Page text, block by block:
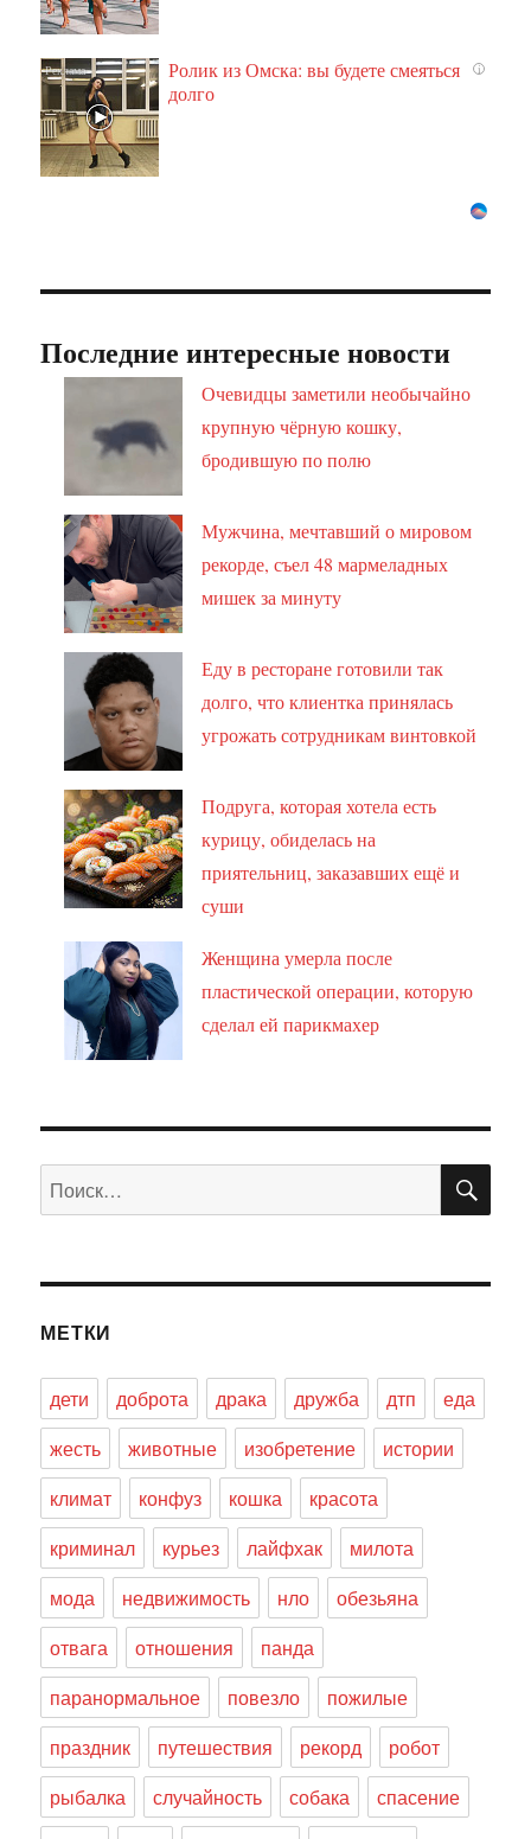
i
Ролик из Омска: вы будете смеяться
долго
Последние интересные новости
Очевидцы заметили необычайно
крупную чёрную кошку,
бродившую по полю
Мужчина, мечтавший о мировом
рекорде, съел 48 мармеладных
мишек за минуту
Еду в ресторане готовили так
долго, что клиентка принялась
угрожать сотрудникам винтовкой
Подруга, которая хотела есть
курицу, обиделась на
приятельниц, заказавших ещё и
суши
Женщина умерла после
пластической операции, которую
сделал ей парикмахер
Искать:
МЕТКИ
дети доброта драка дружба дтп
еда
жесть
животные изобретение
истории
климат
конфуз кошка
красота
криминал
курьез лайфхак
милота
мода
недвижимость нло
обезьяна
отвага
отношения
панда
паранормальное
повезло
пожилые
праздник
путешествия рекорд
робот
рыбалка
случайность собака
спасение